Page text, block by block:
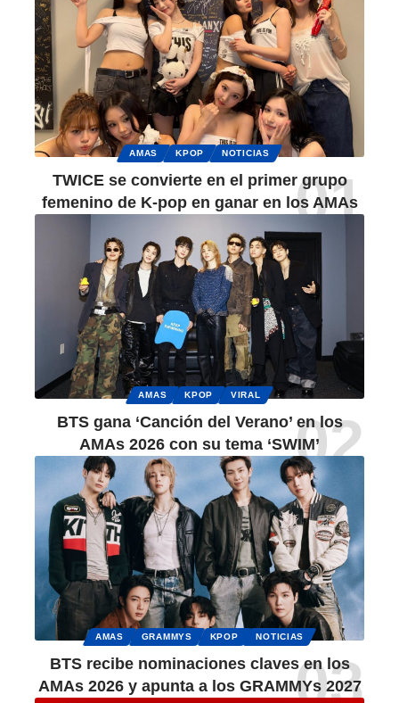
AMAS KPOP NOTICIAS
TWICE se convierte en el primer grupo
femenino de K-pop en ganar en los AMAs
AMAS KPOP VIRAL
BTS gana ‘Canción del Verano’ en los
AMAs 2026 con su tema ‘SWIM’
AMAS GRAMMYS KPOP NOTICIAS
BTS recibe nominaciones claves en los
AMAs 2026 y apunta a los GRAMMYs 2027